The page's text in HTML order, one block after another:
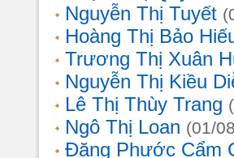
Nguyễn Thị Tuyết
Hoàng Thị Bảo
Trương Thị Xuân
Nguyễn Thị Kiều
Lê Thị Thùy Trang
Ngô Thị Loan (01/
Đặng Phước Cẩm